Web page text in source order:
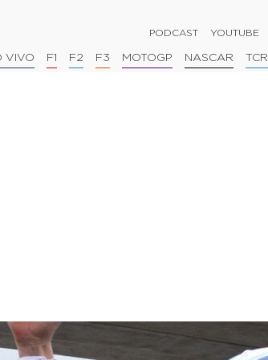
PODCAST YOUTUBE
VIVO F1 F2 F3 MOTOGP NASCAR TCR